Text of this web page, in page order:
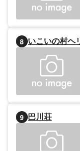
8 いこいの村ヘ
9 巴川荘